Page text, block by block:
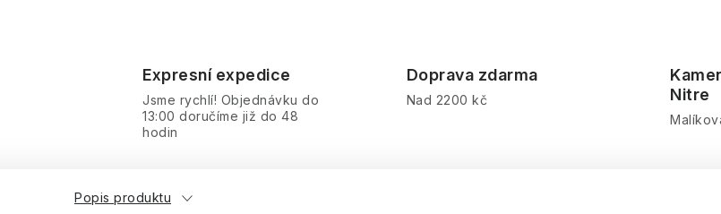
Expresní expedice
Jsme rychlí! Objednávku do
13:00 doručíme již do 48
hodin
Doprava zdarma
Nad 2200 kč
Nitre
Popis produktu